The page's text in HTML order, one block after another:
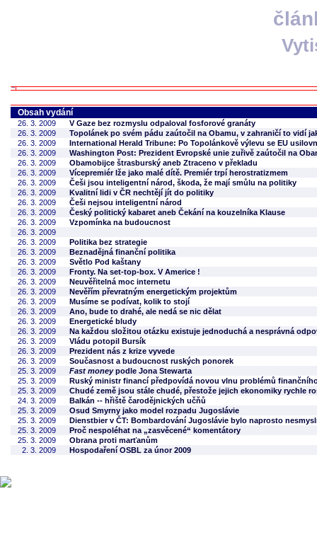
Obsah vydání
26. 3. 2009
V Gaze bez rozmyslu odpaloval fosforové granáty
26. 3. 2009
Topolánek po svém pádu zaútočil na Obamu, v zahraničí to vidí
26. 3. 2009
International Herald Tribune: Po Topolánkově výlevu se EU
26. 3. 2009
Washington Post: Prezident Evropské unie zuřivě zaútočil na
26. 3. 2009
Obamobijce štrasburský aneb Ztraceno v překladu
26. 3. 2009
Vícepremiér lže jako malé dítě. Premiér trpí herostratizmem
26. 3. 2009
Češi jsou inteligentní národ, škoda, že mají smůlu na politiky
26. 3. 2009
Kvalitní lidi v ČR nechtějí jít do politiky
26. 3. 2009
Češi nejsou inteligentní národ
26. 3. 2009
Český politický kabaret aneb Čekání na kouzelníka Klause
26. 3. 2009
Vzpomínka na budoucnost
26. 3. 2009
26. 3. 2009
Politika bez strategie
26. 3. 2009
Beznadějná finanční politika
26. 3. 2009
Světlo Pod kaštany
26. 3. 2009
Fronty. Na set-top-box. V Americe !
26. 3. 2009
Neuvěřitelná moc internetu
26. 3. 2009
Nevěřím převratným energetickým projektům
26. 3. 2009
Musíme se podívat, kolik to stojí
26. 3. 2009
Ano, bude to drahé, ale nedá se nic dělat
26. 3. 2009
Energetické bludy
26. 3. 2009
Na každou složitou otázku existuje jednoduchá a nesprávná
26. 3. 2009
Vládu potopil Bursík
26. 3. 2009
Prezident nás z krize vyvede
26. 3. 2009
Současnost a budoucnost ruských ponorek
25. 3. 2009
Fast moneypodle Jona Stewarta
25. 3. 2009
Ruský ministr financí předpovídá novou vlnu problémů
25. 3. 2009
Chudé země jsou stále chudé, přestože jejich ekonomiky rychle
24. 3. 2009
Balkán -- hřiště čarodějnických učňů
25. 3. 2009
Osud Smyrny jako model rozpadu Jugoslávie
25. 3. 2009
Dienstbier v ČT: Bombardování Jugoslávie bylo naprosto
25. 3. 2009
Proč nespoléhat na „zasvěcené“ komentátory
25. 3. 2009
Obrana proti marťanům
2. 3. 2009
Hospodaření OSBL za únor 2009